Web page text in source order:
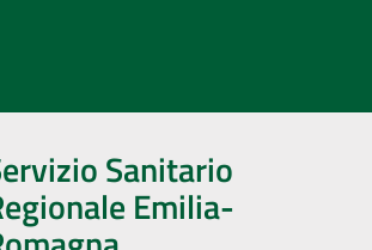
Sanitario
Emilia-